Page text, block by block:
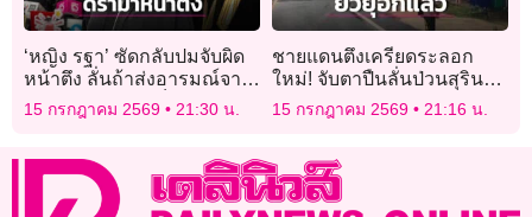
‘หญิง รฐา’ ซัดกลับปมจับผิด
หน้าตึง ลั่นถ้าส่งอารมณ์จาก
ข้างในยังไงคนดูก็อิน
15 กรกฎาคม 2569 21:30 น.
ชายแดนตึงเครียดระลอก
ใหม่! จับตาปืนลั่นป่วนสุรินทร์
รับช่วงนายกฯ เตรียมเยือนจีน
16-21 ก.ค. นี้
15 กรกฎาคม 2569 21:16 น.